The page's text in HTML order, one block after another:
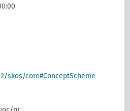
skos/core#ConceptScheme